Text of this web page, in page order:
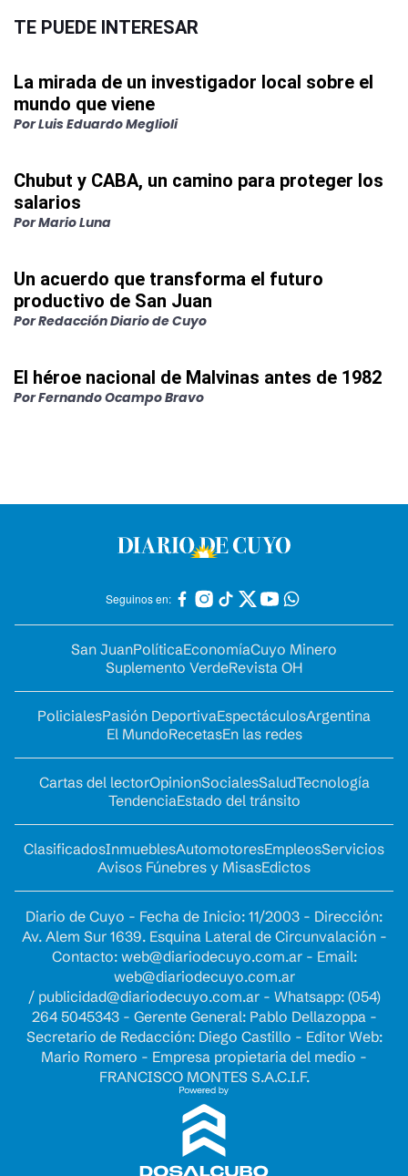
TE PUEDE INTERESAR
La mirada de un investigador local sobre el
mundo que viene
PorLuis Eduardo Meglioli
Chubut y CABA, un camino para proteger los
salarios
PorMario Luna
Un acuerdo que transforma el futuro
productivo de San Juan
PorRedacción Diario de Cuyo
El héroe nacional de Malvinas antes de 1982
PorFernando Ocampo Bravo
Seguinos en:
San JuanPolíticaEconomíaCuyo Minero
Suplemento VerdeRevista OH
PolicialesPasión DeportivaEspectáculosArgentina
El MundoRecetasEn las redes
Cartas del lectorOpinionSocialesSaludTecnología
TendenciaEstado del tránsito
ClasificadosInmueblesAutomotoresEmpleosServicios
Avisos Fúnebres y MisasEdictos
Diario de Cuyo - Fecha de Inicio: 11/2003 - Dirección:
Av. Alem Sur 1639. Esquina Lateral de Circunvalación -
Contacto: web@diariodecuyo.com.ar- Email:
web@diariodecuyo.com.ar
/ publicidad@diariodecuyo.com.ar- Whatsapp: (054)
264 5045343 - Gerente General: Pablo Dellazoppa -
Secretario de Redacción: Diego Castillo - Editor Web:
Mario Romero - Empresa propietaria del medio -
FRANCISCO MONTES S.A.C.I.F.